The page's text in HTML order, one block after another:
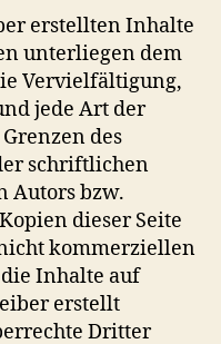
erstellten Inhalte
unterliegen dem
Vervielfältigung,
jede Art der
des
schriftlichen
Autors bzw.
dieser Seite
kommerziellen
Inhalte auf
erstellt
Dritter